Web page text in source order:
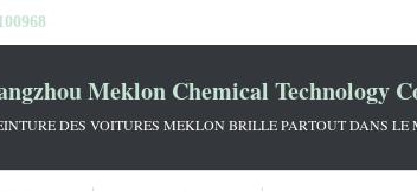
Meklon Chemical Technology
DES VOITURES MEKLON BRILLE PARTOUT DANS LE